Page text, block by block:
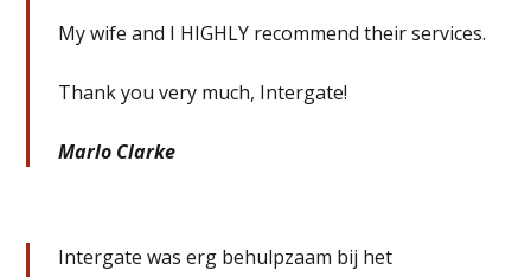
My wife and I HIGHLY recommend their services.
Thank you very much, Intergate!
Marlo Clarke
Intergate was erg behulpzaam bij het